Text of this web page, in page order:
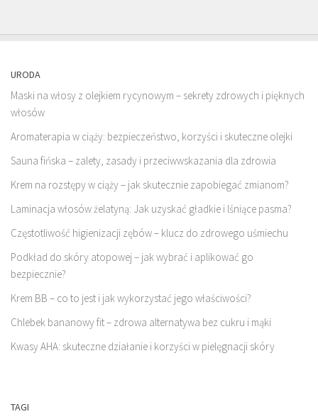
URODA
Maski na włosy z olejkiem rycynowym – sekrety zdrowych i pięknych
włosów
Aromaterapia w ciąży: bezpieczeństwo, korzyści i skuteczne olejki
Sauna fińska – zalety, zasady i przeciwwskazania dla zdrowia
Krem na rozstępy w ciąży – jak skutecznie zapobiegać zmianom?
Laminacja włosów żelatyną: Jak uzyskać gładkie i lśniące pasma?
Częstotliwość higienizacji zębów – klucz do zdrowego uśmiechu
Podkład do skóry atopowej – jak wybrać i aplikować go
bezpiecznie?
Krem BB – co to jest i jak wykorzystać jego właściwości?
Chlebek bananowy fit – zdrowa alternatywa bez cukru i mąki
Kwasy AHA: skuteczne działanie i korzyści w pielęgnacji skóry
TAGI